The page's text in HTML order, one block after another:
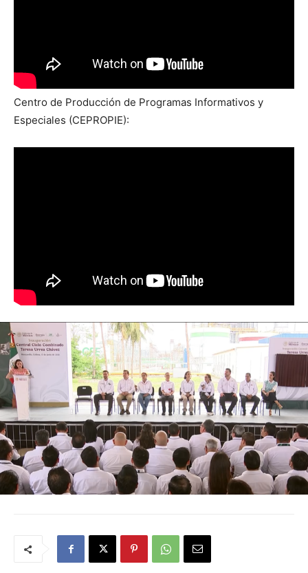
Centro de Producción de Programas Informativos y
Especiales (CEPROPIE):